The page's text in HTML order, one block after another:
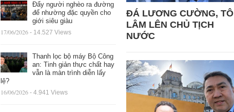
Đẩy người nghèo ra đường
để nhường đặc quyền cho
giới siêu giàu
17/06/2026 - 14.527 Views
Thanh lọc bộ máy Bộ Công
an: Tinh giản thực chất hay
vẫn là màn trình diễn lấy
lệ?
16/06/2026 - 4.941 Views
ĐÁ LƯƠNG CƯỜNG, TÔ
LÂM LÊN CHỦ TỊCH
NƯỚC